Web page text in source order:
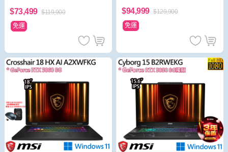
X5070/特仕版)
$73,499 $119,900
免運
TX5070/特仕版)
$94,999 $129,900
免運